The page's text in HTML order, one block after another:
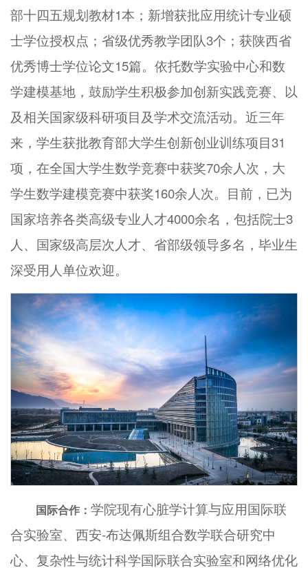
部十四五规划教材1本；新增获批应用统计专业硕
士学位授权点；省级优秀教学团队3个；获陕西省
优秀博士学位论文15篇。依托数学实验中心和数
学建模基地，鼓励学生积极参加创新实践竞赛、以
及相关国家级科研项目及学术交流活动。近三年
来，学生获批教育部大学生创新创业训练项目31
项，在全国大学生数学竞赛中获奖70余人次，大
学生数学建模竞赛中获奖160余人次。目前，已为
国家培养各类高级专业人才4000余名，包括院士3
人、国家级高层次人才、省部级领导多名，毕业生
深受用人单位欢迎。
国际合作：学院现有心脏学计算与应用国际联
合实验室、西安-布达佩斯组合数学联合研究中
心、复杂性与统计科学国际联合实验室和网络优化